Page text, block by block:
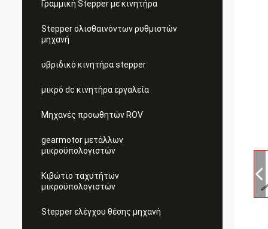
Γραμμική Stepper με κινητήρα
Stepper ολισθαινόντων ρυθμιστών
μηχανή
υβριδικό κινητήρα stepper
μικρό dc κινητήρα εργαλεία
Μηχανές προωθητών ROV
gearmotor μετάλλων
μικροϋπολογιστών
Κιβώτιο ταχυτήτων
μικροϋπολογιστών
Stepper ελέγχου θέσης μηχανή